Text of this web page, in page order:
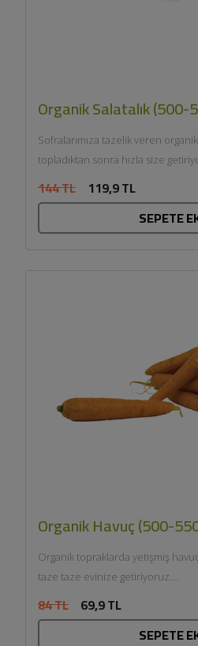
Organik Salatalık (500-
Sofralarımıza tazelik veren organik
topladıktan sonra hızla size
144 TL 119,9 TL
SEPETE
Organik Havuç (500-
Organik topraklarda yetişmiş
taze taze evinize getiriyoruz....
84 TL 69,9 TL
SEPETE